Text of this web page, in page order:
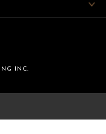
INC.